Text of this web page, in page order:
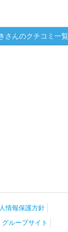
さんのクチコミ一覧
情報保護方針
グループサイト